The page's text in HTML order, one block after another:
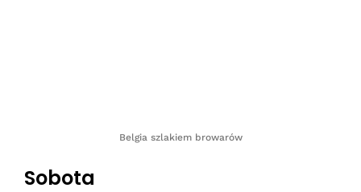
Belgia szlakiem browarów
Sobota